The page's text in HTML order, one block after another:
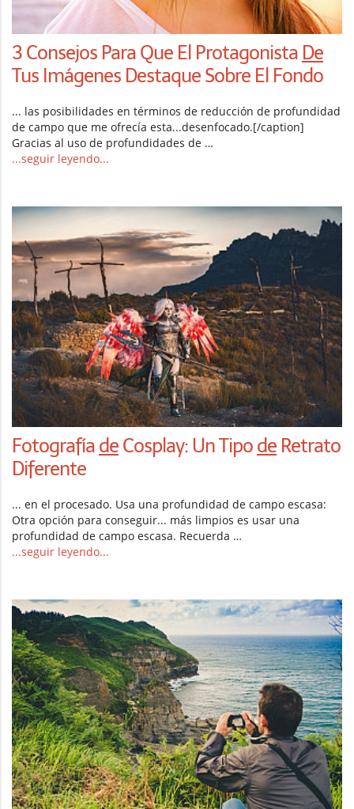
3 Consejos Para Que El Protagonista De
Tus Imágenes Destaque Sobre El Fondo
... las posibilidades en términos de reducción de profundidad
de campo que me ofrecía esta...desenfocado.[/caption]
Gracias al uso de profundidades de …
...seguir leyendo...
Fotografía de Cosplay: Un Tipo de Retrato
Diferente
... en el procesado. Usa una profundidad de campo escasa:
Otra opción para conseguir... más limpios es usar una
profundidad de campo escasa. Recuerda …
...seguir leyendo...